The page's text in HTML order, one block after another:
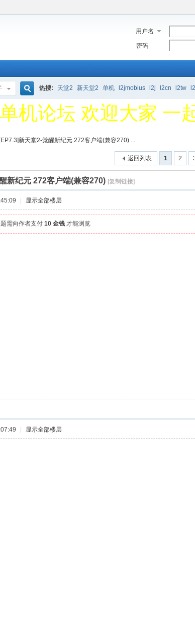
用户名
密码
搜
热搜: 天堂2 新天堂2 单机 l2jmobius l2j l2cn l2tw
机论坛 欢迎大家 一
491279914
机论坛 欢迎大家 一
491279914
[EP7.3]新天堂2-觉醒新纪元 272客户端(兼容270) ...
1 2
返回列表
新纪元 272客户端(兼容270) [复制链接]
显示全部楼层
需向作者支付 10 金钱 才能浏览
显示全部楼层